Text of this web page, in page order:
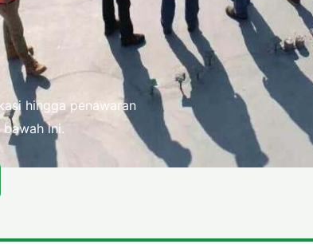
hingga penawaran
ini.